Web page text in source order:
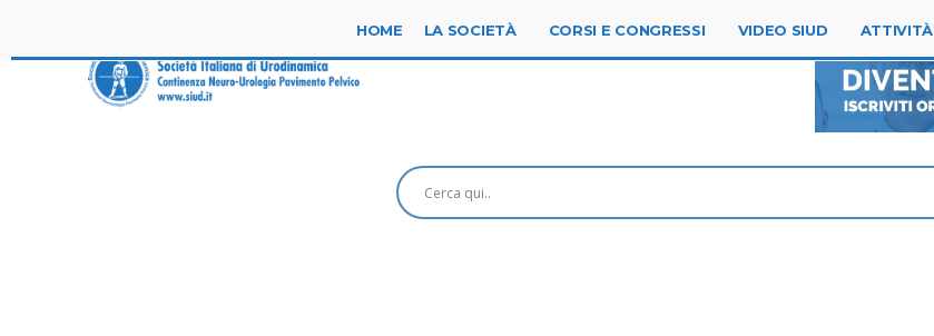
HOME LA SOCIETÀ CORSI E CONGRESSI VIDEO SIUD ATTIVITÀ